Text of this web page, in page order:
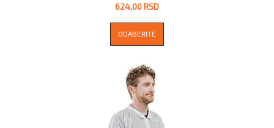
624,00 RSD
ODABERITE